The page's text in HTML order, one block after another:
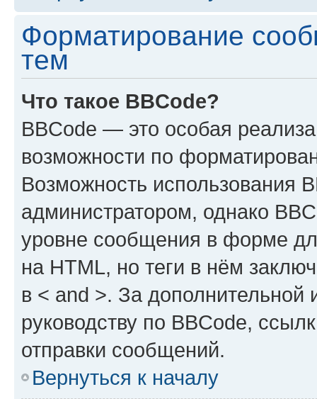
Форматирование
тем
Что такое BBCode?
BBCode — это особая
возможности по
Возможность использования
администратором, однако
уровне сообщения в форме
на HTML, но теги в нём
в < and >. За
руководству по BBCode,
отправки сообщений.
Вернуться к началу